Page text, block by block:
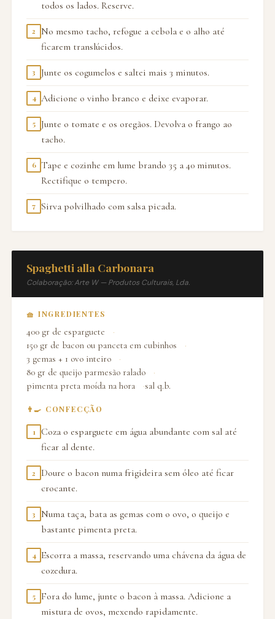
todos os lados. Reserve.
2
No mesmo tacho, refogue a cebola e o alho até
ficarem translúcidos.
3 Junte os cogumelos e saltei mais 3 minutos.
4 Adicione o vinho branco e deixe evaporar.
5
Junte o tomate e os oregãos. Devolva o frango ao
tacho.
6 Tape e cozinhe em lume brando 35 a 40 minutos.
Rectifique o tempero.
7 Sirva polvilhado com salsa picada.
Spaghetti alla Carbonara
Colaboração: Arte W — Produtos Culturais, Lda.
🧺 INGREDIENTES
400 gr de esparguete
150 gr de bacon ou panceta em cubinhos
3 gemas + 1 ovo inteiro
80 gr de queijo parmesão ralado
pimenta preta moída na hora
sal q.b.
👨‍🍳 CONFECÇÃO
1
Coza o esparguete em água abundante com sal até
ficar al dente.
2
Doure o bacon numa frigideira sem óleo até ficar
crocante.
3
Numa taça, bata as gemas com o ovo, o queijo e
bastante pimenta preta.
4
Escorra a massa, reservando uma chávena da água de
cozedura.
5
Fora do lume, junte o bacon à massa. Adicione a
mistura de ovos, mexendo rapidamente.